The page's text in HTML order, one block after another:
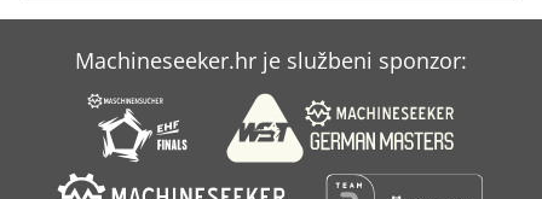
Machineseeker.hr je službeni sponzor: